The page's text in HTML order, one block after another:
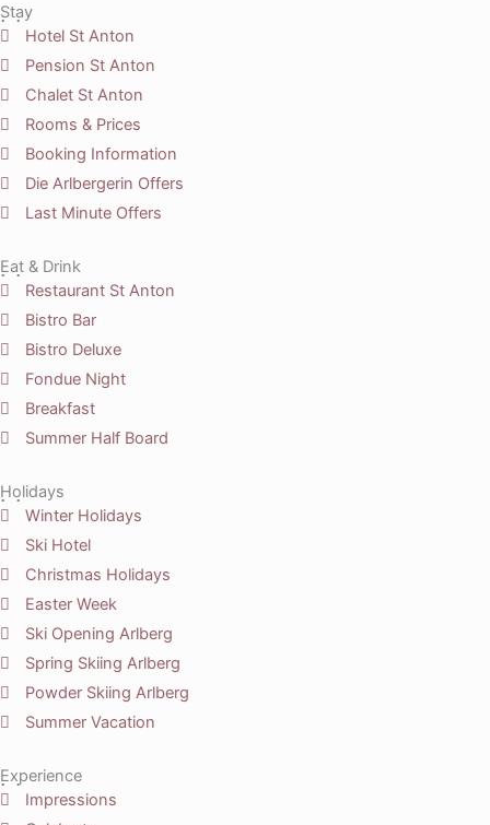
Stay
Hotel St Anton
Pension St Anton
Chalet St Anton
Rooms & Prices
Booking Information
Die Arlbergerin Offers
Last Minute Offers
Eat & Drink
Restaurant St Anton
Bistro Bar
Bistro Deluxe
Fondue Night
Breakfast
Summer Half Board
Holidays
Winter Holidays
Ski Hotel
Christmas Holidays
Easter Week
Ski Opening Arlberg
Spring Skiing Arlberg
Powder Skiing Arlberg
Summer Vacation
Experience
Impressions